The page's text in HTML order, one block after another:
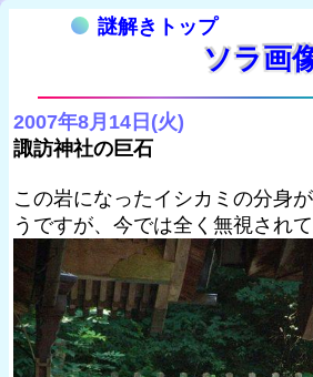
謎解きトップ
ソラ画
2007年8月14日(火)
諏訪神社の巨石
この岩になったイシカミの分身
うですが、今では全く無視されて